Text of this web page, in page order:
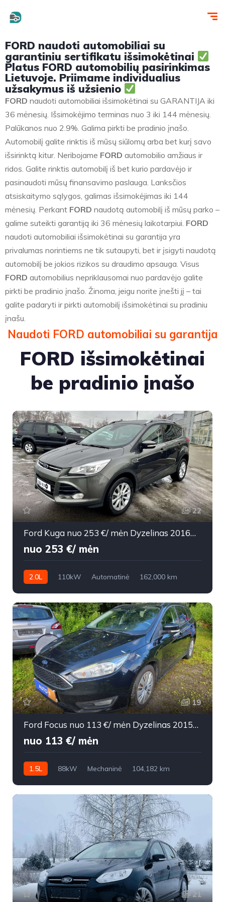
FORD naudoti automobiliai su
garantiniu sertifikatu išsimokėtinai
Platus FORD automobilių pasirinkimas
Lietuvoje. Priimame individualius
užsakymus iš užsienio
FORD naudoti automobiliai išsimokėtinai su GARANTIJA iki
36 mėnesių. Išsimokėjimo terminas nuo 3 iki 144 mėnesių.
Palūkanos nuo 2.9%. Galima pirkti be pradinio įnašo.
Automobilį galite rinktis iš mūsų siūlomų arba bet kurį savo
išsirinktą kitur. Neribojame FORD automobilio amžiaus ir
ridos. Galite rinktis automobilį iš bet kurio pardavėjo ir
pasinaudoti mūsų finansavimo paslauga. Lanksčios
atsiskaitymo sąlygos, galimas išsimokėjimas iki 144
mėnesių. Perkant FORD naudotą automobilį iš mūsų parko –
galime suteikti garantiją iki 36 mėnesių laikotarpiui. FORD
naudoti automobiliai išsimokėtinai su garantija yra
privalumas norintiems ne tik sutaupyti, bet ir įsigyti naudotą
automobilį be jokios rizikos su draudimo apsauga. Visus
FORD automobilius nepriklausomai nuo pardavėjo galite
pirkti be pradinio įnašo. Žinoma, jeigu norite įnešti jį – tai
galite padaryti ir pirkti automobilį išsimokėtinai su pradiniu
įnašu.
Naudoti FORD automobiliai su garantija
FORD išsimokėtinai
be pradinio įnašo
22
Ford Kuga nuo 253 €/ mėn Dyzelinas 2016m. Visureigis Automatinė
nuo 253 €/ mėn
2.0L 110kW Automatinė
162,000 km
19
Ford Focus nuo 113 €/ mėn Dyzelinas 2015m. Universalas Mechaninė
nuo 113 €/ mėn
1.5L 88kW Mechaninė
104,182 km
21